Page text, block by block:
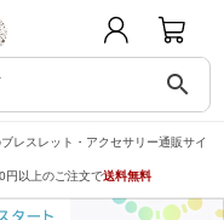
search
レスレット・アクセサリー通販サイ
円以上のご注文で送料無料